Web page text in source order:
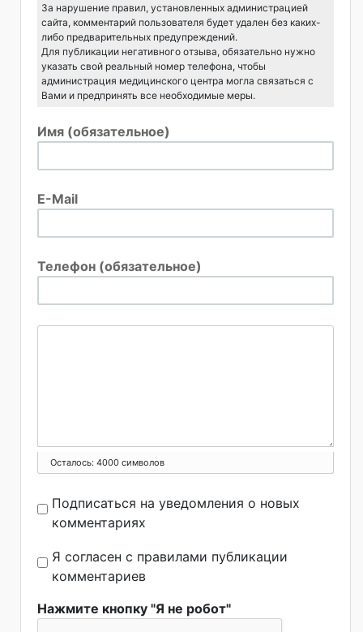
За нарушение правил, установленных администрацией
сайта, комментарий пользователя будет удален без каких-
либо предварительных предупреждений.
Для публикации негативного отзыва, обязательно нужно
указать свой реальный номер телефона, чтобы
администрация медицинского центра могла связаться с
Вами и предпринять все необходимые меры.
Имя (обязательное)
E-Mail
Телефон (обязательное)
Осталось: 4000 символов
Подписаться на уведомления о новых
комментариях
Я согласен с правилами публикации
комментариев
Нажмите кнопку "Я не робот"